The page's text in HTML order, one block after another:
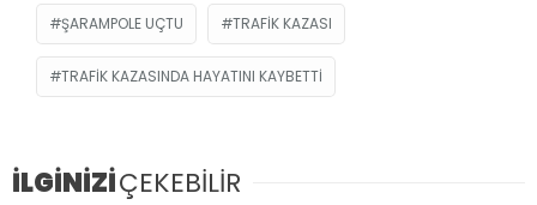
ŞARAMPOLE UÇTU TRAFIK KAZASI
TRAFIK KAZASINDA HAYATINI KAYBETTI
İLGİNİZİÇEKEBİLİR